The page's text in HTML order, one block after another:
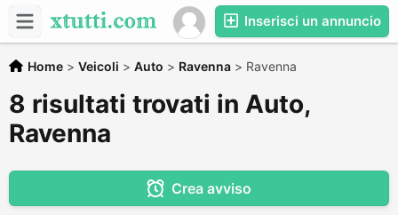
Inserisci un annuncio
Home > Veicoli > Auto > Ravenna > Ravenna
8 risultati trovati in Auto,
Ravenna
Crea avviso